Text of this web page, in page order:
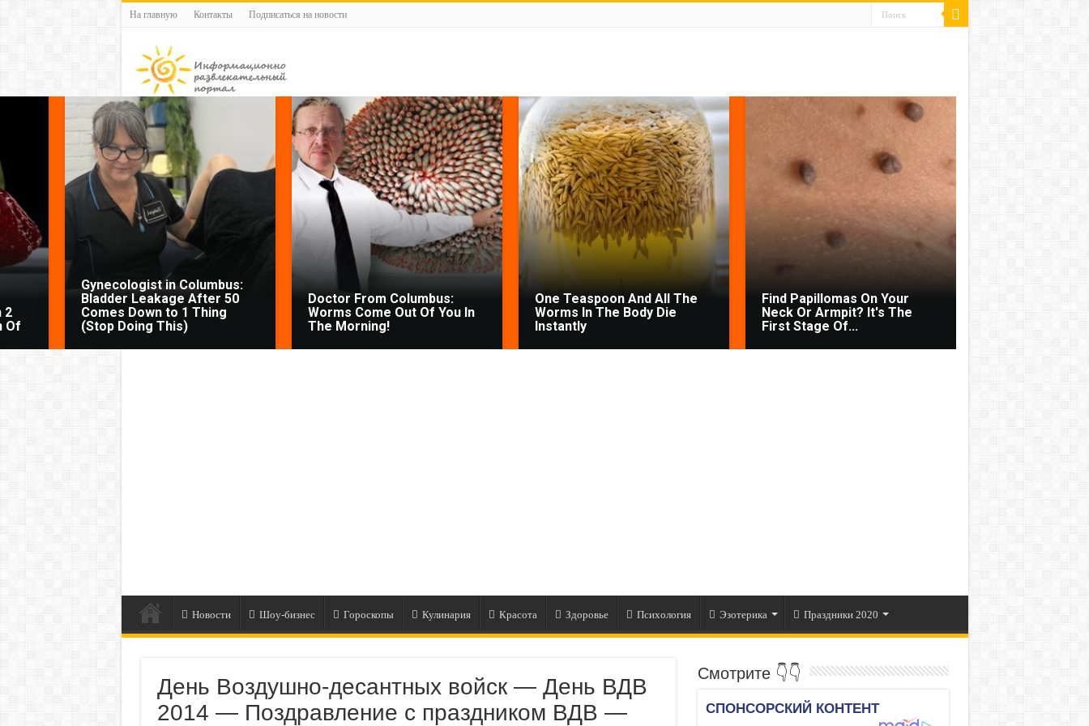
На главную Контакты Подписаться на новости
2
Of
Gynecologist in Columbus:
Bladder Leakage After 50
Comes Down to 1 Thing
(Stop Doing This)
Doctor From Columbus:
Worms Come Out Of You In
The Morning!
One Teaspoon And All The
Worms In The Body Die
Instantly
Find Papillomas On Your
Neck Or Armpit? It's The
First Stage Of...
Новости Шоу-бизнес Гороскопы Кулинария Красота Здоровье Психология Эзотерика Праздники 2020
День Воздушно-десантных войск — День ВДВ
2014 — Поздравление с праздником ВДВ —
Смотрите 👇👇